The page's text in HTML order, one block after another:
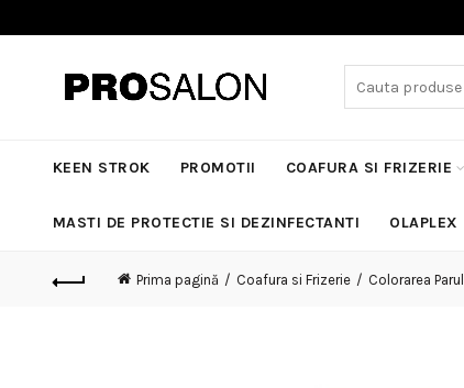
KEEN STROK PROMOTII COAFURA SI FRIZERIE
MASTI DE PROTECTIE SI DEZINFECTANTI OLAPLEX
Prima pagină Coafura si Frizerie Colorarea